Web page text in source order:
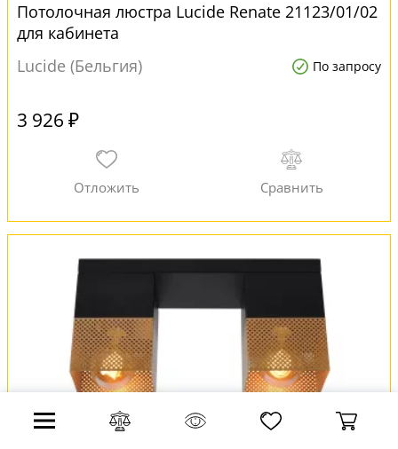
Потолочная люстра Lucide Renate 21123/01/02
для кабинета
Lucide (Бельгия)
По запросу
3 926 ₽